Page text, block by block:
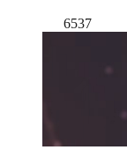
6537